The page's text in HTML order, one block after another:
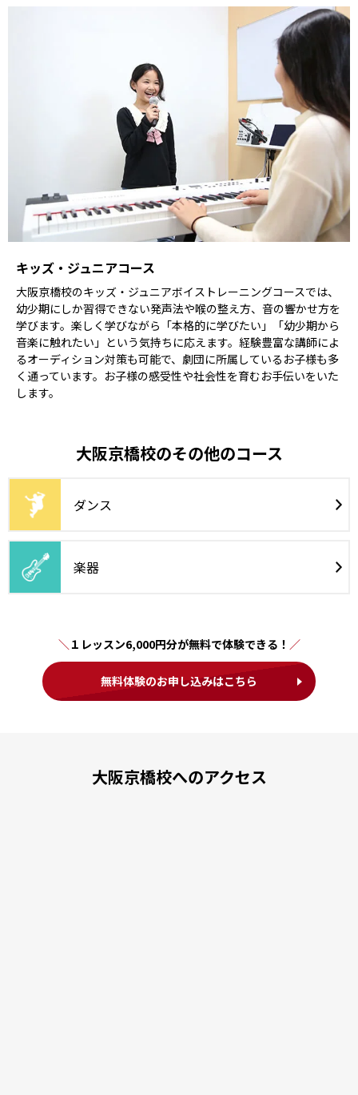
キッズ・ジュニアコース
大阪京橋校のキッズ・ジュニアボイストレーニングコースでは、
幼少期にしか習得できない発声法や喉の整え方、音の響かせ方を
学びます。楽しく学びながら「本格的に学びたい」「幼少期から
音楽に触れたい」という気持ちに応えます。経験豊富な講師によ
るオーディション対策も可能で、劇団に所属しているお子様も多
く通っています。お子様の感受性や社会性を育むお手伝いをいた
します。
大阪京橋校のその他のコース
ダンス
楽器
１レッスン6,000円分が無料で体験できる！
無料体験のお申し込みはこちら
大阪京橋校へのアクセス